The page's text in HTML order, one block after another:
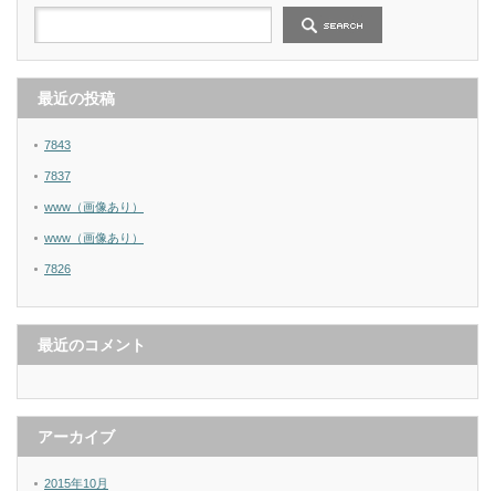
最近の投稿
7843
7837
www（画像あり）
www（画像あり）
7826
最近のコメント
アーカイブ
2015年10月